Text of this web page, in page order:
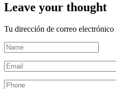
Leave your thought
Tu dirección de correo electrónico